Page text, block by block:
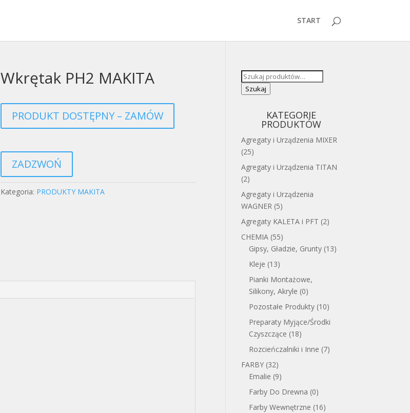
START
Wkrętak PH2 MAKITA
PRODUKT DOSTĘPNY – ZAMÓW
ZADZWOŃ
Kategoria: PRODUKTY MAKITA
Szukaj:
Szukaj
KATEGORIE
PRODUKTÓW
Agregaty i Urządzenia MIXER
(25)
Agregaty i Urządzenia TITAN
(2)
Agregaty i Urządzenia
WAGNER (5)
Agregaty KALETA i PFT (2)
CHEMIA (55)
Gipsy, Gładzie, Grunty (13)
Kleje (13)
Pianki Montażowe,
Silikony, Akryle (0)
Pozostałe Produkty (10)
Preparaty Myjące/Środki
Czyszczące (18)
Rozcieńczalniki i Inne (7)
FARBY (32)
Emalie (9)
Farby Do Drewna (0)
Farby Wewnętrzne (16)